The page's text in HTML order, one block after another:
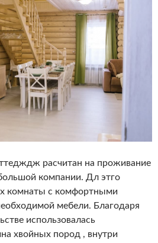
расчитан на проживание
компании. Дл этго
комнаты с комфортными
мебели. Благодаря
использовалась
хвойных пород , внутри